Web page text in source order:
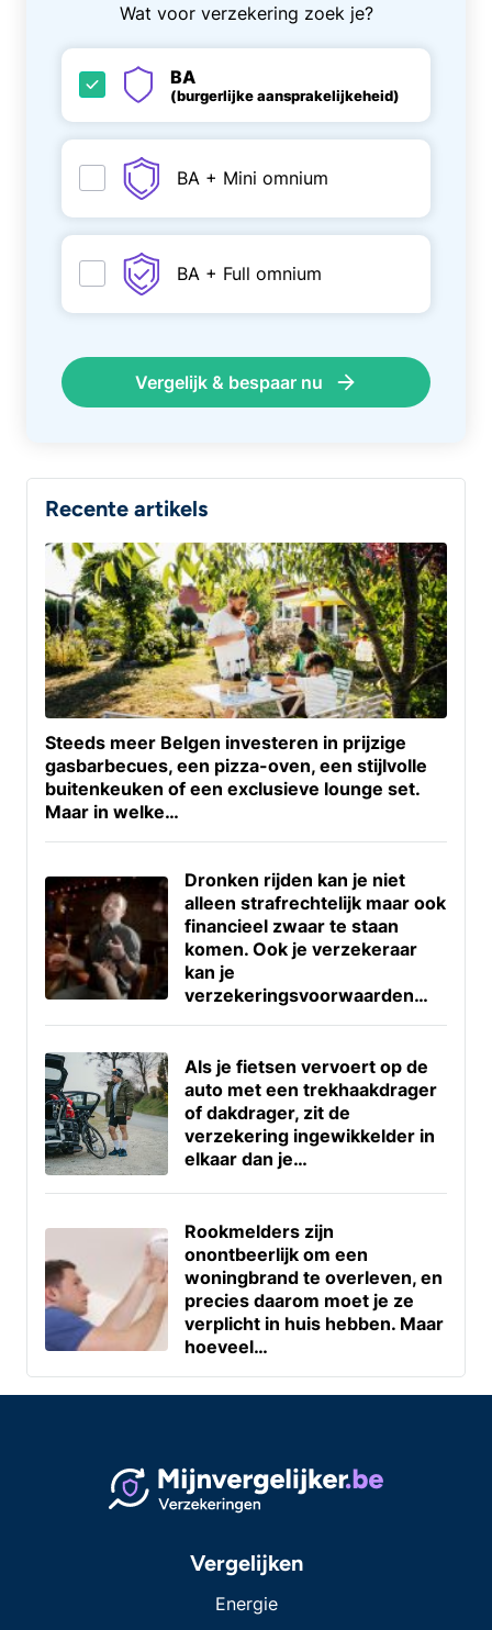
Wat voor verzekering zoek je?
BA
(burgerlijke aansprakelijkeheid)
BA + Mini omnium
BA + Full omnium
Vergelijk & bespaar nu
Recente artikels
Steeds meer Belgen investeren in prijzige
gasbarbecues, een pizza-oven, een stijlvolle
buitenkeuken of een exclusieve lounge set.
Maar in welke…
Dronken rijden kan je niet
alleen strafrechtelijk maar ook
financieel zwaar te staan
komen. Ook je verzekeraar
kan je
verzekeringsvoorwaarden…
Als je fietsen vervoert op de
auto met een trekhaakdrager
of dakdrager, zit de
verzekering ingewikkelder in
elkaar dan je…
Rookmelders zijn
onontbeerlijk om een
woningbrand te overleven, en
precies daarom moet je ze
verplicht in huis hebben. Maar
hoeveel…
Vergelijken
Energie